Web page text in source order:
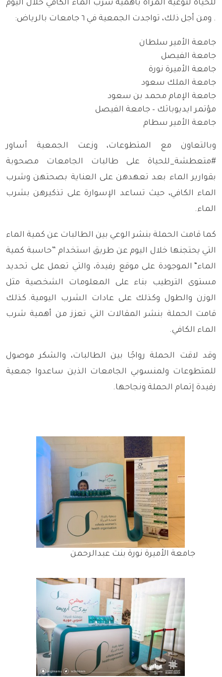
للحياة لتوعية المرأة بأهمية شرب الماء الكافي خلال اليوم
. ومن أجل ذلك، تواجدت الجمعية في ٦ جامعات بالرياض :
جامعة الأمير سلطان
جامعة الفيصل
جامعة الأميرة نورة
جامعة الملك سعود
جامعة الإمام محمد بن سعود
مؤتمر ايديوباثك – جامعة الفيصل
جامعة الأمير سطام
وبالتعاون مع المتطوعات، وزعت الجمعية أساور
#متعطشة_للحياة على طالبات الجامعات مصحوبة
بقوارير الماء بعد تعهدهن على العناية بصحتهن وشرب
الماء الكافي، حيث تساعد الإسوارة على تذكيرهن بشرب
الماء.
كما قامت الحملة بنشر الوعي بين الطالبات عن كمية الماء
التي يحتجنها خلال اليوم عن طريق استخدام ”حاسبة كمية
الماء“ الموجودة على موقع رفيدة، والتي تعمل على تحديد
مستوى الترطيب بناء على المعلومات الشخصية مثل
الوزن والطول وكذلك على عادات الشرب اليومية. كذلك
قامت الحملة بنشر المقالات التي تعزز من أهمية شرب
الماء الكافي.
وقد لاقت الحملة رواجًا بين الطالبات، والشكر موصول
للمتطوعات ولمنسوبي الجامعات الذين ساعدوا جمعية
رفيدة إتمام الحملة ونجاحها.
جامعة الأميرة نورة بنت عبدالرحمن